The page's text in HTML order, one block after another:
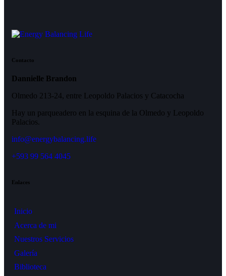
Contacto
Dannielle Brandon
Olmedo 213-24, entre Leopoldo Palacios y Catacocha
Hay un parqueadero en la esquina de la Olmedo y Leopoldo
Palacios.
info@energybalancing.life
+593 99 564 4045
Enlaces
Inicio
Acerca de mi
Nuestros Servicios
Galería
Biblioteca